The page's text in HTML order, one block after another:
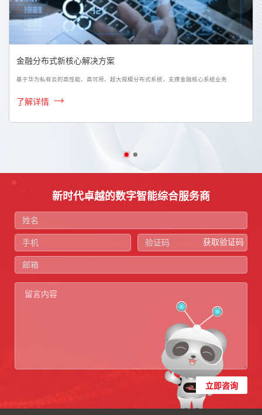
金融分布式新核心解决方案
基于华为私有云的高性能、高可用、超大规模分布式系统，支撑金融核心系统业务
了解详情
新时代卓越的数字智能综合服务商
获取验证码
立即咨询